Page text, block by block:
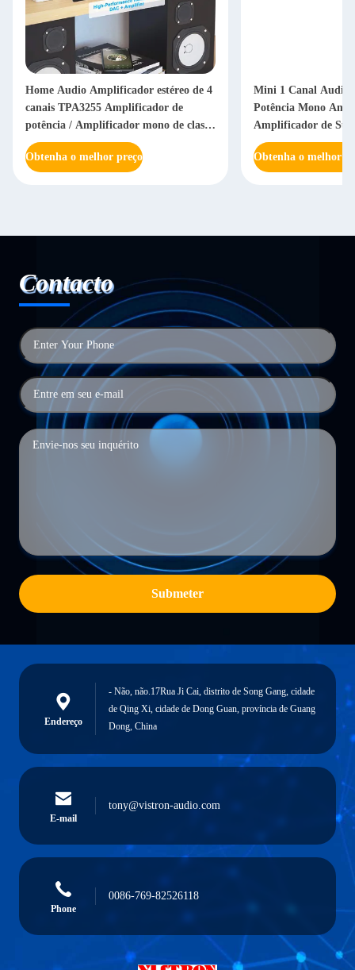
Home Audio Amplificador estéreo de 4
canais TPA3255 Amplificador de
potência / Amplificador mono de classe
D ponteável
Obtenha o melhor preço
Mini 1 Canal Audio
Potência Mono Amp
Amplificador de
Obtenha o melhor
Contacto
Submeter
Endereço
- Não, não.17Rua Ji Cai, distrito de Song Gang, cidade
de Qing Xi, cidade de Dong Guan, província de Guang
Dong, China
E-mail
tony@vistron-audio.com
Phone
0086-769-82526118